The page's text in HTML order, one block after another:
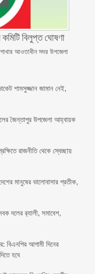
বিলুপ্ত ঘোষণা
শাখার আওতাধীন সদর উপজেলা
শামসুজ্জান জামান নেই,
জৈন্তাপুর উপজেলা আহ্বায়ক
রাজনীতি থেকে স্বেচ্ছায়
মানুষের ভালোবাসার প্রতীক,
দলের র‌্যালী, সমাবেশ,
বিএনপির আগামী দিনের
হবে